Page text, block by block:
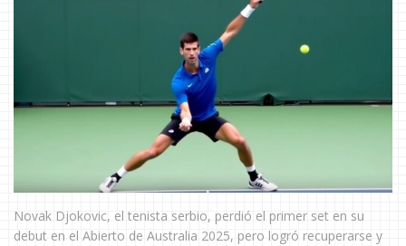
Novak Djokovic, el tenista serbio, perdió el primer set en su
debut en el Abierto de Australia 2025, pero logró recuperarse y